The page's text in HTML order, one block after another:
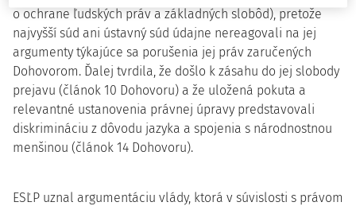
o ochrane ľudských práv a základných slobôd), pretože
najvyšší súd ani ústavný súd údajne nereagovali na jej
argumenty týkajúce sa porušenia jej práv zaručených
Dohovorom. Ďalej tvrdila, že došlo k zásahu do jej slobody
prejavu (článok 10 Dohovoru) a že uložená pokuta a
relevantné ustanovenia právnej úpravy predstavovali
diskrimináciu z dôvodu jazyka a spojenia s národnostnou
menšinou (článok 14 Dohovoru).
ESĽP uznal argumentáciu vlády, ktorá v súvislosti s právom